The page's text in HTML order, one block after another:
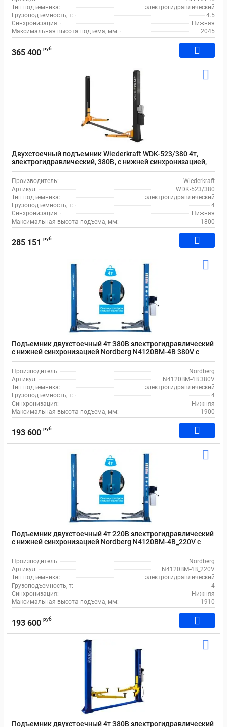
Тип подъемника:
электрогидравлический
Грузоподъемность, т:
4.5
Синхронизация:
Нижняя
Максимальная высота подъема, мм:
2045
365 400 руб
Двухстоечный подъемник Wiederkraft WDK-523/380 4т,
электрогидравлический, 380В, с нижней синхронизацией,
120-1800 мм
Производитель:
Wiederkraft
Артикул:
WDK-523/380
Тип подъемника:
электрогидравлический
Грузоподъемность, т:
4
Синхронизация:
Нижняя
Максимальная высота подъема, мм:
1800
285 151 руб
Подъемник двухстоечный 4т 380В электрогидравлический
с нижней синхронизацией Nordberg N4120BM-4B 380V с
проставками
Производитель:
Nordberg
Артикул:
N4120BM-4B 380V
Тип подъемника:
электрогидравлический
Грузоподъемность, т:
4
Синхронизация:
Нижняя
Максимальная высота подъема, мм:
1900
193 600 руб
Подъемник двухстоечный 4т 220В электрогидравлический
с нижней синхронизацией Nordberg N4120BM-4B_220V с
проставками
Производитель:
Nordberg
Артикул:
N4120BM-4B_220V
Тип подъемника:
электрогидравлический
Грузоподъемность, т:
4
Синхронизация:
Нижняя
Максимальная высота подъема, мм:
1910
193 600 руб
Подъемник двухстоечный 4т 380В электрогидравлический